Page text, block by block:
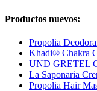
Productos nuevos:
Propolia
Khadi® Chakra
UND GRETEL
La Saponaria
Propolia Hair